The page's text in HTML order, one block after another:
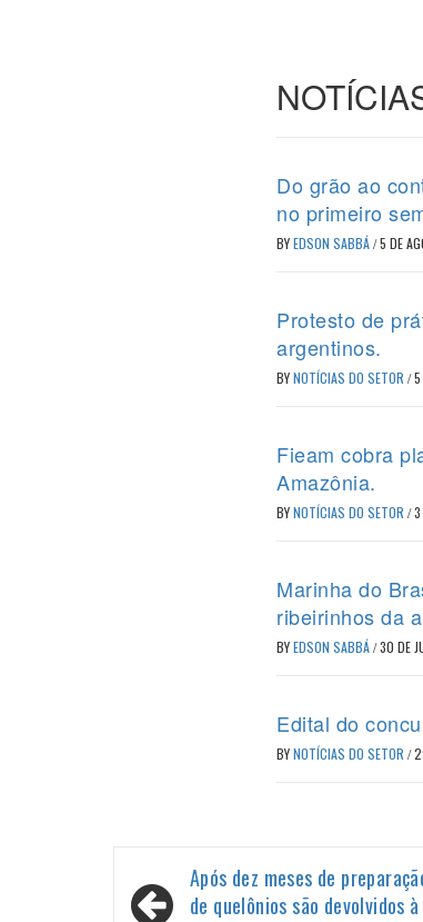
Do grão ao
no primeiro
BYEDSON SABBÁ/5 DE
Protesto de
argentinos.
BYNOTÍCIAS DO SETOR /
Fieam cobra
Amazônia.
BYNOTÍCIAS DO SETOR /
Marinha do
ribeirinhos da
BYEDSON SABBÁ/30 DE
Edital do
BYNOTÍCIAS DO SETOR /
Navegação
Após dez meses de
de quelônios são devolvidos